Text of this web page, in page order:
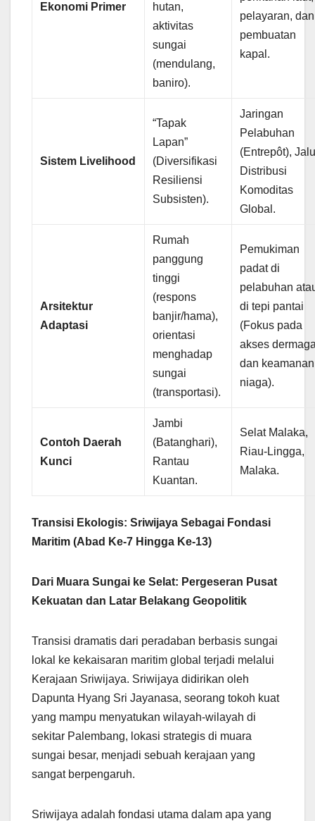
Ekonomi Primer
hutan,
aktivitas
sungai
(mendulang,
baniro).
pelayaran, dan
pembuatan
kapal.
Sistem Livelihood
“Tapak
Lapan”
(Diversifikasi
Resiliensi
Subsisten).
Jaringan
Pelabuhan
(Entrepôt),
Distribusi
Komoditas
Global.
Arsitektur
Adaptasi
Rumah
panggung
tinggi
(respons
banjir/hama),
orientasi
menghadap
sungai
(transportasi).
Pemukiman
padat di
pelabuhan
di tepi pantai
(Fokus pada
akses
dan keamanan
niaga).
Contoh Daerah
Kunci
Jambi
(Batanghari),
Rantau
Kuantan.
Selat Malaka,
Riau-Lingga,
Malaka.
Transisi Ekologis: Sriwijaya Sebagai Fondasi
Maritim (Abad Ke-7 Hingga Ke-13)
Dari Muara Sungai ke Selat: Pergeseran Pusat
Kekuatan dan Latar Belakang Geopolitik
Transisi dramatis dari peradaban berbasis sungai
lokal ke kekaisaran maritim global terjadi melalui
Kerajaan Sriwijaya. Sriwijaya didirikan oleh
Dapunta Hyang Sri Jayanasa, seorang tokoh kuat
yang mampu menyatukan wilayah-wilayah di
sekitar Palembang, lokasi strategis di muara
sungai besar, menjadi sebuah kerajaan yang
sangat berpengaruh.
Sriwijaya adalah fondasi utama dalam apa yang